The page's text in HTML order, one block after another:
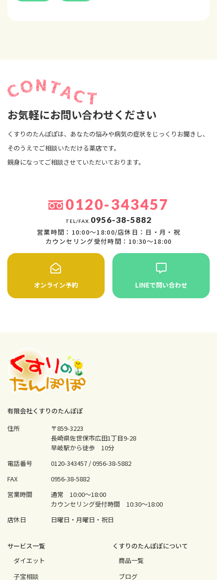
お気軽にお問い合わせください
くすりのたんぽぽは、あなたの悩みや病気の症状をじっくりお聞きし、
そのうえでご相談いただける薬店です。
親身になってご相談させていただいております。
0120-343457
TEL/FAX. 0956-38-5882
営業時間：10:00〜18:00/店休日：日・月・祝
カウンセリング受付時間：10:30〜18:00
オンライン予約 LINEで問い合わせ
有限会社くすりのたんぽぽ
住所
〒859-3223
長崎県佐世保市広田1丁目9-28
早岐駅から徒歩 10分
電話番号
0120-343457 /0956-38-5882
FAX
0956-38-5882
営業時間
通常 10:00〜18:00
カウンセリング受付時間 10:30〜18:00
店休日
日曜日・月曜日・祝日
サービス⼀覧
ダイエット
⼦宝相談
くすりのたんぽぽについて
商品一覧
ブログ